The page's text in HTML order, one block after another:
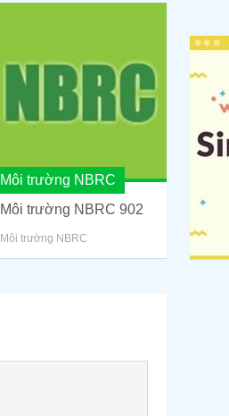
Môi trường NBRC
Môi trường NBRC 902
Môi trường NBRC